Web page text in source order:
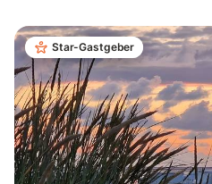
Star-Gastgeber